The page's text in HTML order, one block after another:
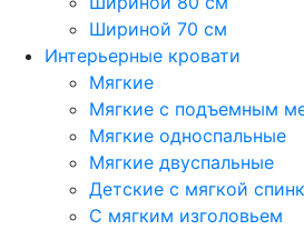
Шириной 70 см
Интерьерные кровати
Мягкие
Мягкие с подъемным
Мягкие односпальные
Мягкие двуспальные
Детские с мягкой
С мягким изголовьем